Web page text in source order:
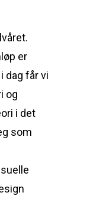
er
dag får vi
og
i det
som